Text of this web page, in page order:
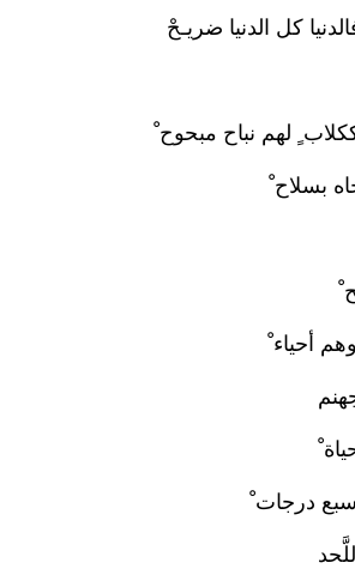
كل الدنيا ضريـحْ
لهم نباح مبحوح
بسلاح
أحياء
درجات